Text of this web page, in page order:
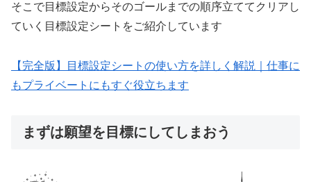
そこで目標設定からそのゴールまでの順序立ててクリアし
ていく目標設定シートをご紹介しています
【完全版】目標設定シートの使い方を詳しく解説｜仕事に
もプライベートにもすぐ役立ちます
まずは願望を目標にしてしまおう